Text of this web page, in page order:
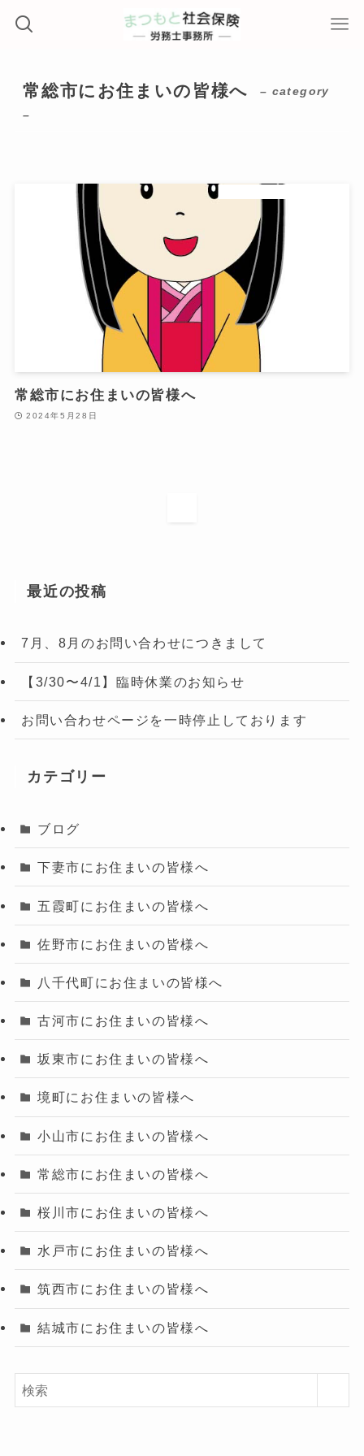
常総市にお住まいの皆様へ
– category
–
常総市にお住まいの皆様へ
2024年5月28日
最近の投稿
7月、8月のお問い合わせにつきまして
【3/30〜4/1】臨時休業のお知らせ
お問い合わせページを一時停止しております
カテゴリー
ブログ
下妻市にお住まいの皆様へ
五霞町にお住まいの皆様へ
佐野市にお住まいの皆様へ
八千代町にお住まいの皆様へ
古河市にお住まいの皆様へ
坂東市にお住まいの皆様へ
境町にお住まいの皆様へ
小山市にお住まいの皆様へ
常総市にお住まいの皆様へ
桜川市にお住まいの皆様へ
水戸市にお住まいの皆様へ
筑西市にお住まいの皆様へ
結城市にお住まいの皆様へ